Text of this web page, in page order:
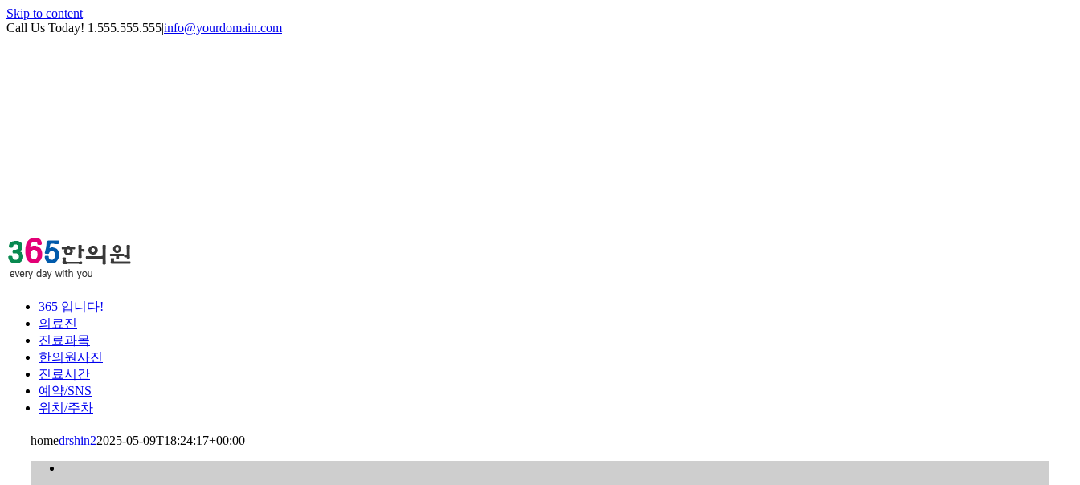
Skip to content
Call Us Today! 1.555.555.555|info@yourdomain.com
365 입니다!
의료진
진료과목
한의원사진
진료시간
예약/SNS
위치/주차
homedrshin22025-05-09T18:24:17+00:00